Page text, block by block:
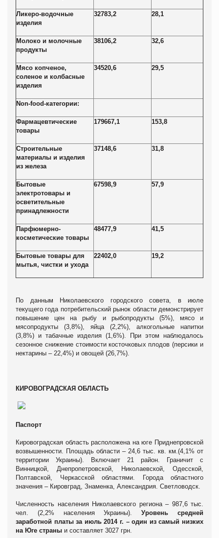
Ликеро-водочные
изделия
32783,2 28,1
Молоко и молочные
продукты
38106,2 32,6
Мясо копченое,
соленое и колбасные
изделия
34520,6 29,5
Non-food-категории:
Фармацевтические
товары
179667,1 153,8
Строительные
материалы и изделия
из железа
37148,6 31,8
Бытовые
электротовары и
осветительные
принадлежности
67598,9 57,9
Парфюмерно-
косметические товары
48477,9 41,5
Бытовые товары для
мытья, чистки и ухода
22402,0 19,2
По данным Николаевского городского совета, в июле
текущего года потребительский рынок области демонстрирует
повышение цен на рыбу и рыбопродукты (5%), мясо и
мясопродукты (3,8%), яйца (2,2%), алкогольные напитки
(3,8%) и табачные изделия (1,6%). При этом наблюдалось
сезонное снижение стоимости косточковых плодов (персики и
нектарины – 22,4%) и овощей (26,7%).
КИРОВОГРАДСКАЯ ОБЛАСТЬ
Паспорт
Кировоградская область расположена на юге Приднепровской
возвышенности. Площадь области – 24,6 тыс. кв. км.(4,1% от
территории Украины). Включает 21 район. Граничит с
Винницкой, Днепропетровской, Николаевской, Одесской,
Полтавской, Черкасской областями. Города областного
значения – Кировград, Знаменка, Александрия. Светловодск.
Численность населения Николаевского региона – 987,6 тыс.
чел. (2,2% населения Украины).Уровень средней
заработной платы за июль 2014 г. – один из самый низких
на Юге страны и составляет 3027 грн.